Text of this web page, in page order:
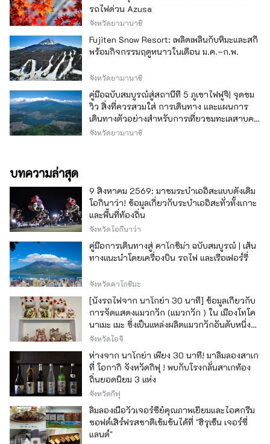
รถไฟด่วน Azusa
จังหวัดยามานาชิ
Fujiten Snow Resort: เพลิดเพลินกับหิมะและสกี
พร้อมกิจกรรมฤดูหนาวในเดือน ม.ค.–ก.พ.
จังหวัดยามานาชิ
คู่มือฉบับสมบูรณ์สู่สถานีที่ 5 ภูเขาไฟฟูจิ| จุดชม
วิว สิ่งที่ควรสวมใส่ การเดินทาง และแผนการ
เดินทางตัวอย่างสำหรับการเที่ยวชมทะเลสาบคา
วากุจิ
จังหวัดยามานาชิ
บทความล่าสุด
9 สิงหาคม 2569: มาชมระบำเออิสะแบบดั้งเดิม
โอกินาว่า! ข้อมูลเกี่ยวกับระบำเออิสะทั่วทั้งเกาะ
และพื้นที่ท้องถิ่น
จังหวัดโอกินาว่า
คู่มือการเดินทางสู่ คาโกชิม่า ฉบับสมบูรณ์ | เส้น
ทางแนะนำโดยเครื่องบิน รถไฟ และเรือเฟอร์รี่
จังหวัดคาโกชิมะ
[นั่งรถไฟจาก นาโกย่า 30 นาที] ข้อมูลเกี่ยวกับ
การจัดแสดงแมวกวัก (แมวกวัก ) ใน เมืองโทโค
นาเมะ เมะ ซึ่งเป็นแหล่งผลิตแมวกวักอันดับหนึ่ง
ของญี่ปุ่น
จังหวัดไอจิ
ห่างจาก นาโกย่า เพียง 30 นาที! มาลิ้มลองสาเก
ที่ โอกากิ จังหวัดกิฟุ ! พบกับโรงกลั่นสาเกท้อง
ถิ่นยอดนิยม 3 แห่ง
จังหวัดกิฟุ
ลิ้มลองเนื้อวัวเจอร์ซีย์คุณภาพเยี่ยมและไอศกรีม
ซอฟต์เสิร์ฟรสชาติเข้มข้นได้ที่ "ฮิรุเซ็น เจอร์ซี่
แลนด์"